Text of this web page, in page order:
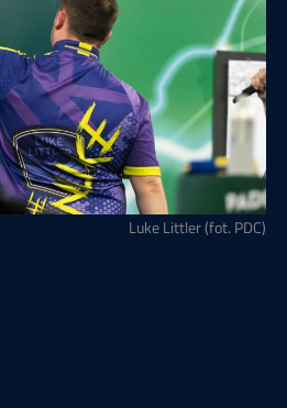
Luke Littler (fot. PDC)